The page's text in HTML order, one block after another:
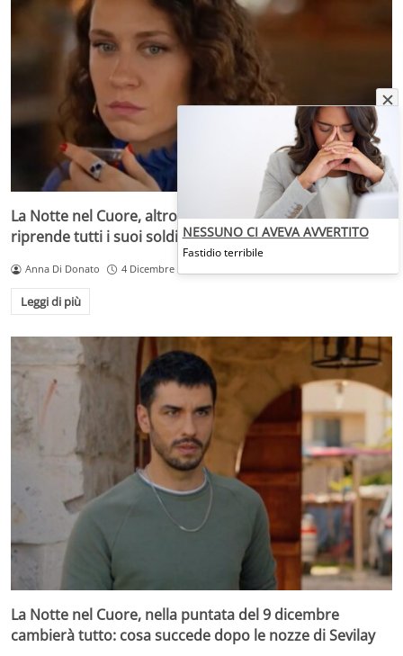
La Notte nel Cuore, altro colpo di scena: Canan si
riprende tutti i suoi soldi
Anna Di Donato 4 Dicembre 2025
Leggi di più
La Notte nel Cuore, nella puntata del 9 dicembre
cambierà tutto: cosa succede dopo le nozze di Sevilay
NESSUNO CI AVEVA AVVERTITO
Fastidio terribile